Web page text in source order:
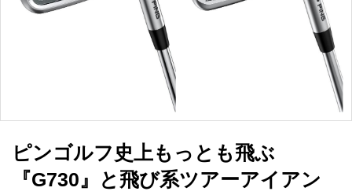
ピンゴルフ史上もっとも飛ぶ
『G730』と飛び系ツアーアイアン